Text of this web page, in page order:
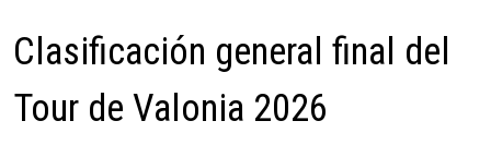
Clasificación general final del
Tour de Valonia 2026